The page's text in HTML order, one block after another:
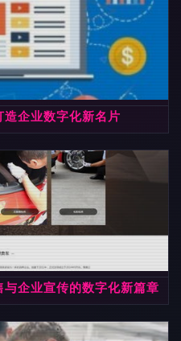
企业数字化新名片
企业宣传的数字化新篇章